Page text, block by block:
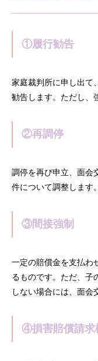
①履行勧告
家庭裁判所に申し出て
勧告します。ただし、
②再調停
調停を再び申立、面会
件について調整します。
③間接強制
一定の賠償金を支払わ
るものです。ただ、子
しない場合には、面会
④損害賠償請求